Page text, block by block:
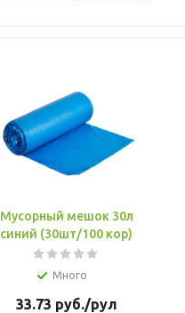
Мусорный мешок 30л
синий (30шт/100 кор)
Много
33.73 руб./рул